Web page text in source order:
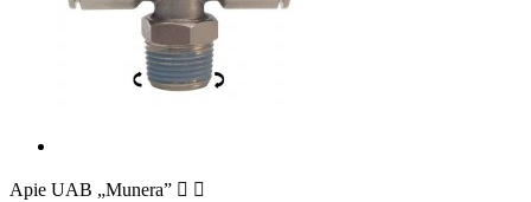
Apie UAB „Munera”  